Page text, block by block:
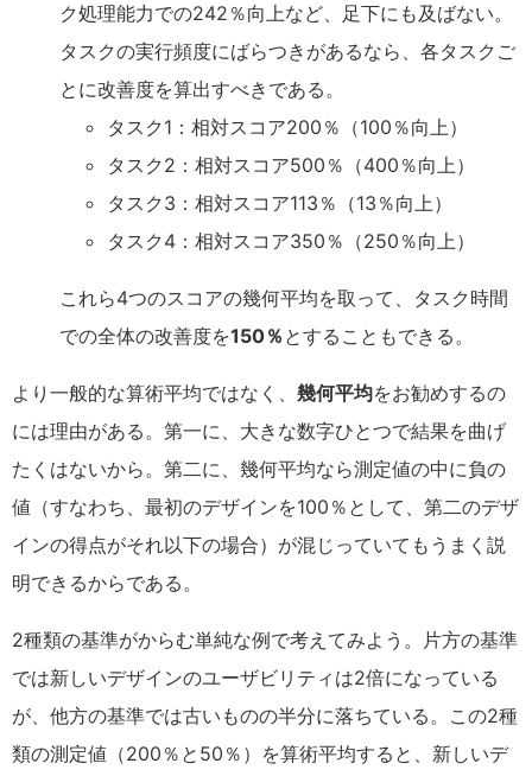
ク処理能力での242％向上など、足下にも及ばない。
タスクの実行頻度にばらつきがあるなら、各タスクご
とに改善度を算出すべきである。
タスク1：相対スコア200％（100％向上）
タスク2：相対スコア500％（400％向上）
タスク3：相対スコア113％（13％向上）
タスク4：相対スコア350％（250％向上）
これら4つのスコアの幾何平均を取って、タスク時間
での全体の改善度を150％ とすることもできる。
より一般的な算術平均ではなく、 幾何平均をお勧めするの
には理由がある。第一に、大きな数字ひとつで結果を曲げ
たくはないから。第二に、幾何平均なら測定値の中に負の
値（すなわち、最初のデザインを100％として、第二のデザ
インの得点がそれ以下の場合）が混じっていてもうまく説
明できるからである。
2種類の基準がからむ単純な例で考えてみよう。片方の基準
では新しいデザインのユーザビリティは2倍になっている
が、他方の基準では古いものの半分に落ちている。この2種
類の測定値（200％と50％）を算術平均すると、新しいデ